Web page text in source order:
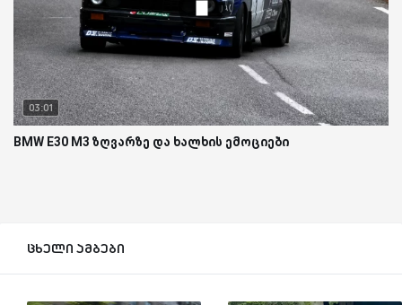
03:01
BMW E30 M3 ზღვარზე და ხალხის ემოციები
ცხელი ამბები